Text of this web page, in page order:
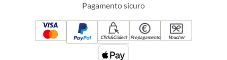
Pagamento sicuro
Click&Collect Prepagamento Voucher